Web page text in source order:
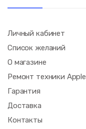
Личный кабинет
Список желаний
О магазине
Ремонт техники Apple
Гарантия
Доставка
Контакты